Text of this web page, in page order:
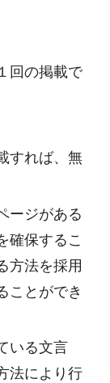
回の掲載で
すれば、無
ージがある
確保するこ
方法を採用
ことができ
いる文言
法により行